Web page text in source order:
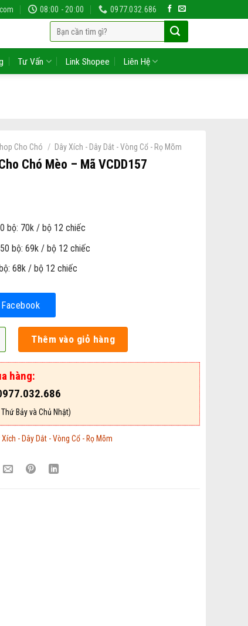
08:00 - 20:00
0977.032.686
Tìm
kiếm:
Tư Vấn Link Shopee Liên Hệ
Cho Chó / Dây Xích - Dây Dắt - Vòng Cổ - Rọ Mõm
Chó Mèo – Mã VCDD157
bộ: 70k / bộ 12 chiếc
bộ: 69k / bộ 12 chiếc
68k / bộ 12 chiếc
Chó Mèo – Mã VCDD157 số lượng
Thêm vào giỏ hàng
hàng:
Bảy và Chủ Nhật)
Xích - Dây Dắt - Vòng Cổ - Rọ Mõm